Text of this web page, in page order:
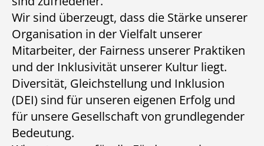
Wir sind überzeugt, dass die Stärke unserer
Organisation in der Vielfalt unserer
Mitarbeiter, der Fairness unserer Praktiken
und der Inklusivität unserer Kultur liegt.
Diversität, Gleichstellung und Inklusion
(DEI) sind für unseren eigenen Erfolg und
für unsere Gesellschaft von grundlegender
Bedeutung.